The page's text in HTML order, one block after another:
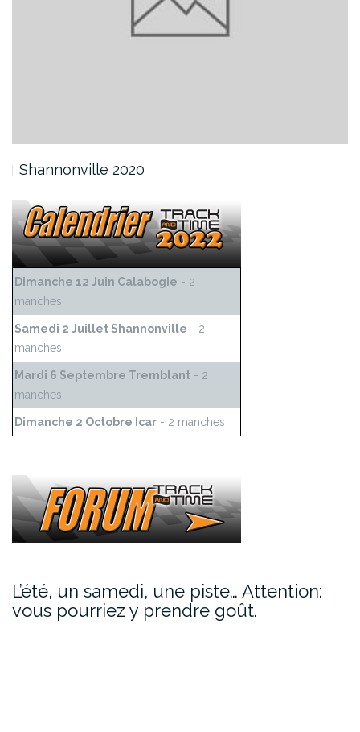
Shannonville 2020
Dimanche 12 Juin Calabogie - 2
manches
Samedi 2 Juillet Shannonville - 2
manches
Mardi 6 Septembre Tremblant - 2
manches
Dimanche 2 Octobre Icar - 2 manches
L’été, un samedi, une piste… Attention:
vous pourriez y prendre goût.